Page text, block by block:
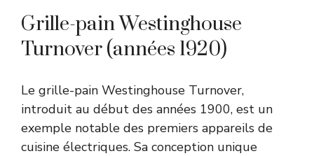
Grille-pain Westinghouse
Turnover (années 1920)
Le grille-pain Westinghouse Turnover,
introduit au début des années 1900, est un
exemple notable des premiers appareils de
cuisine électriques. Sa conception unique